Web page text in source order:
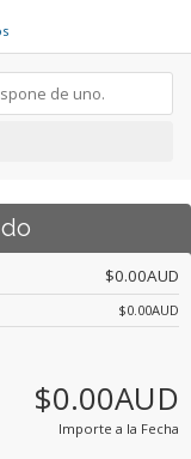
$0.00AUD
$0.00AUD
$0.00AUD
Importe a la Fecha